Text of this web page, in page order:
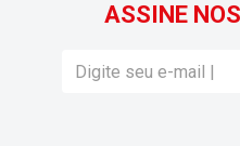
ASSINE